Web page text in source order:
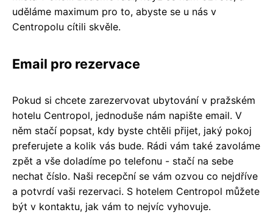
uděláme maximum pro to, abyste se u nás v
Centropolu cítili skvěle.
Email pro rezervace
Pokud si chcete zarezervovat ubytování v pražském
hotelu Centropol, jednoduše nám napište email. V
něm stačí popsat, kdy byste chtěli přijet, jaký pokoj
preferujete a kolik vás bude. Rádi vám také zavoláme
zpět a vše doladíme po telefonu - stačí na sebe
nechat číslo. Naši recepční se vám ozvou co nejdříve
a potvrdí vaši rezervaci. S hotelem Centropol můžete
být v kontaktu, jak vám to nejvíc vyhovuje.